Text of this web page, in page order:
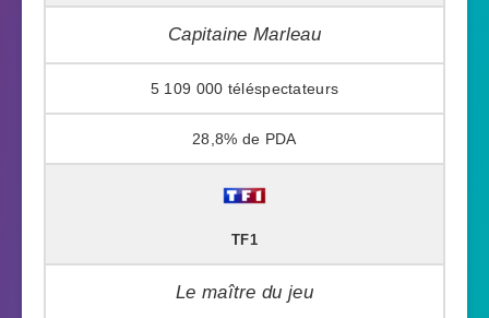
Capitaine Marleau
5 109 000
28,8%
TF1
Le maître du jeu